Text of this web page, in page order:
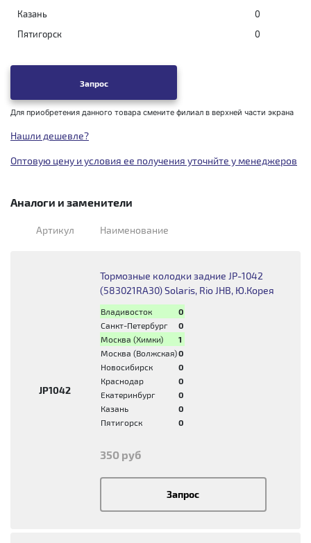
Казань
0
Пятигорск
0
Запрос
Для приобретения данного товара смените филиал в верхней части экрана
Нашли дешевле?
Оптовую цену и условия ее получения уточнйте у менеджеров
Аналоги и заменители
Артикул Наименование
JP1042
Тормозные колодки задние JP-1042
(583021RA30) Solaris, Rio JHB, Ю.Корея
Владивосток
0
Санкт-Петербург
0
Москва (Химки)
1
Москва (Волжская)0
Новосибирск
0
Краснодар
0
Екатеринбург
0
Казань
0
Пятигорск
0
350 руб
Запрос